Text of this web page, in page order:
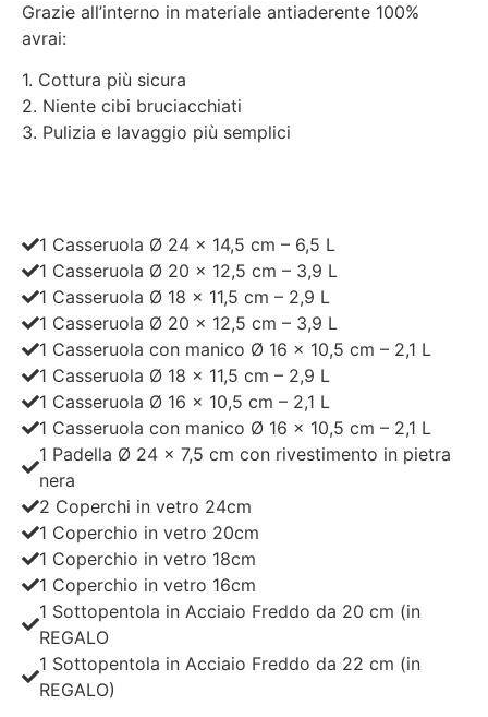
Grazie all’interno in materiale antiaderente 100%
avrai:
1. Cottura più sicura
2. Niente cibi bruciacchiati
3. Pulizia e lavaggio più semplici
1 Casseruola Ø 24 x 14,5 cm – 6,5 L
1 Casseruola Ø 20 x 12,5 cm – 3,9 L
1 Casseruola Ø 18 x 11,5 cm – 2,9 L
1 Casseruola Ø 20 x 12,5 cm – 3,9 L
1 Casseruola con manico Ø 16 x 10,5 cm – 2,1 L
1 Casseruola Ø 18 x 11,5 cm – 2,9 L
1 Casseruola Ø 16 x 10,5 cm – 2,1 L
1 Casseruola con manico Ø 16 x 10,5 cm – 2,1 L
1 Padella Ø 24 x 7,5 cm con rivestimento in pietra
nera
2 Coperchi in vetro 24cm
1 Coperchio in vetro 20cm
1 Coperchio in vetro 18cm
1 Coperchio in vetro 16cm
1 Sottopentola in Acciaio Freddo da 20 cm (in
REGALO
1 Sottopentola in Acciaio Freddo da 22 cm (in
REGALO)